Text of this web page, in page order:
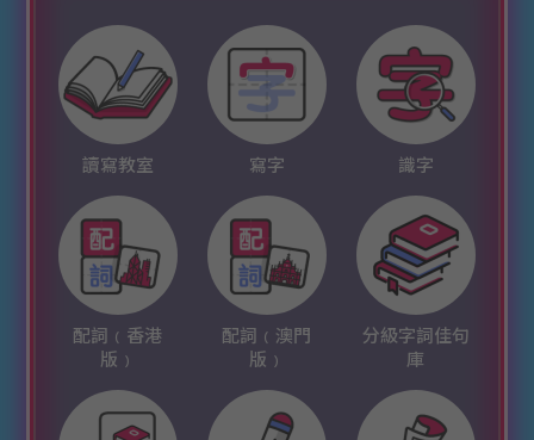
讀寫教室 寫字 識字
配詞﹙香港
版﹚
配詞﹙澳門
版﹚
分級字詞佳句
庫